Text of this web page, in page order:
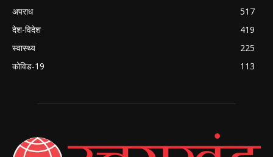
अपराध
517
देश-विदेश
419
स्वास्थ्य
225
कोविड-19
113